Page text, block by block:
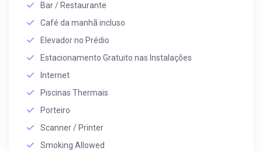
Bar / Restaurante
Café da manhã incluso
Elevador no Prédio
Estacionamento Gratuito nas Instalações
Internet
Piscinas Thermais
Porteiro
Scanner / Printer
Smoking Allowed